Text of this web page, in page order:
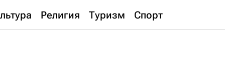
Религия Туризм Спорт